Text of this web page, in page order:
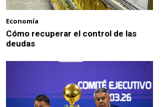
Economía
Cómo recuperar el control de las
deudas